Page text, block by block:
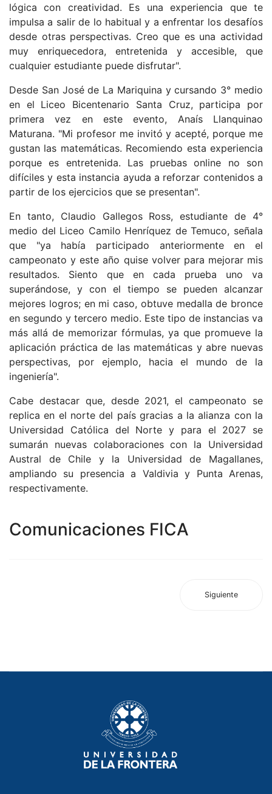
lógica con creatividad. Es una experiencia que te
impulsa a salir de lo habitual y a enfrentar los desafíos
desde otras perspectivas. Creo que es una actividad
muy enriquecedora, entretenida y accesible, que
cualquier estudiante puede disfrutar".
Desde San José de La Mariquina y cursando 3° medio
en el Liceo Bicentenario Santa Cruz, participa por
primera vez en este evento, Anaís Llanquinao
Maturana. "Mi profesor me invitó y acepté, porque me
gustan las matemáticas. Recomiendo esta experiencia
porque es entretenida. Las pruebas online no son
difíciles y esta instancia ayuda a reforzar contenidos a
partir de los ejercicios que se presentan".
En tanto, Claudio Gallegos Ross, estudiante de 4°
medio del Liceo Camilo Henríquez de Temuco, señala
que "ya había participado anteriormente en el
campeonato y este año quise volver para mejorar mis
resultados. Siento que en cada prueba uno va
superándose, y con el tiempo se pueden alcanzar
mejores logros; en mi caso, obtuve medalla de bronce
en segundo y tercero medio. Este tipo de instancias va
más allá de memorizar fórmulas, ya que promueve la
aplicación práctica de las matemáticas y abre nuevas
perspectivas, por ejemplo, hacia el mundo de la
ingeniería".
Cabe destacar que, desde 2021, el campeonato se
replica en el norte del país gracias a la alianza con la
Universidad Católica del Norte y para el 2027 se
sumarán nuevas colaboraciones con la Universidad
Austral de Chile y la Universidad de Magallanes,
ampliando su presencia a Valdivia y Punta Arenas,
respectivamente.
Comunicaciones FICA
Siguiente